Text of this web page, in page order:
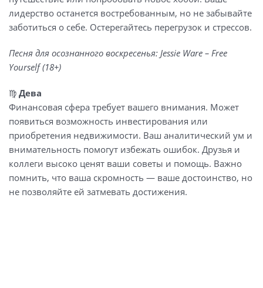
лидерство останется востребованным, но не забывайте
заботиться о себе. Остерегайтесь перегрузок и стрессов.
Песня для осознанного воскресенья: Jessie Ware – Free
Yourself (18+)
♍️ Дева
Финансовая сфера требует вашего внимания. Может
появиться возможность инвестирования или
приобретения недвижимости. Ваш аналитический ум и
внимательность помогут избежать ошибок. Друзья и
коллеги высоко ценят ваши советы и помощь. Важно
помнить, что ваша скромность — ваше достоинство, но
не позволяйте ей затмевать достижения.